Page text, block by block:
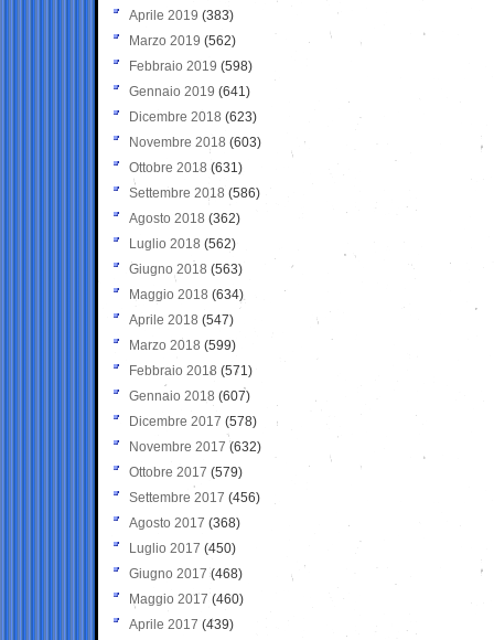
Aprile 2019 (383)
Marzo 2019 (562)
Febbraio 2019 (598)
Gennaio 2019 (641)
Dicembre 2018 (623)
Novembre 2018 (603)
Ottobre 2018 (631)
Settembre 2018 (586)
Agosto 2018 (362)
Luglio 2018 (562)
Giugno 2018 (563)
Maggio 2018 (634)
Aprile 2018 (547)
Marzo 2018 (599)
Febbraio 2018 (571)
Gennaio 2018 (607)
Dicembre 2017 (578)
Novembre 2017 (632)
Ottobre 2017 (579)
Settembre 2017 (456)
Agosto 2017 (368)
Luglio 2017 (450)
Giugno 2017 (468)
Maggio 2017 (460)
Aprile 2017 (439)